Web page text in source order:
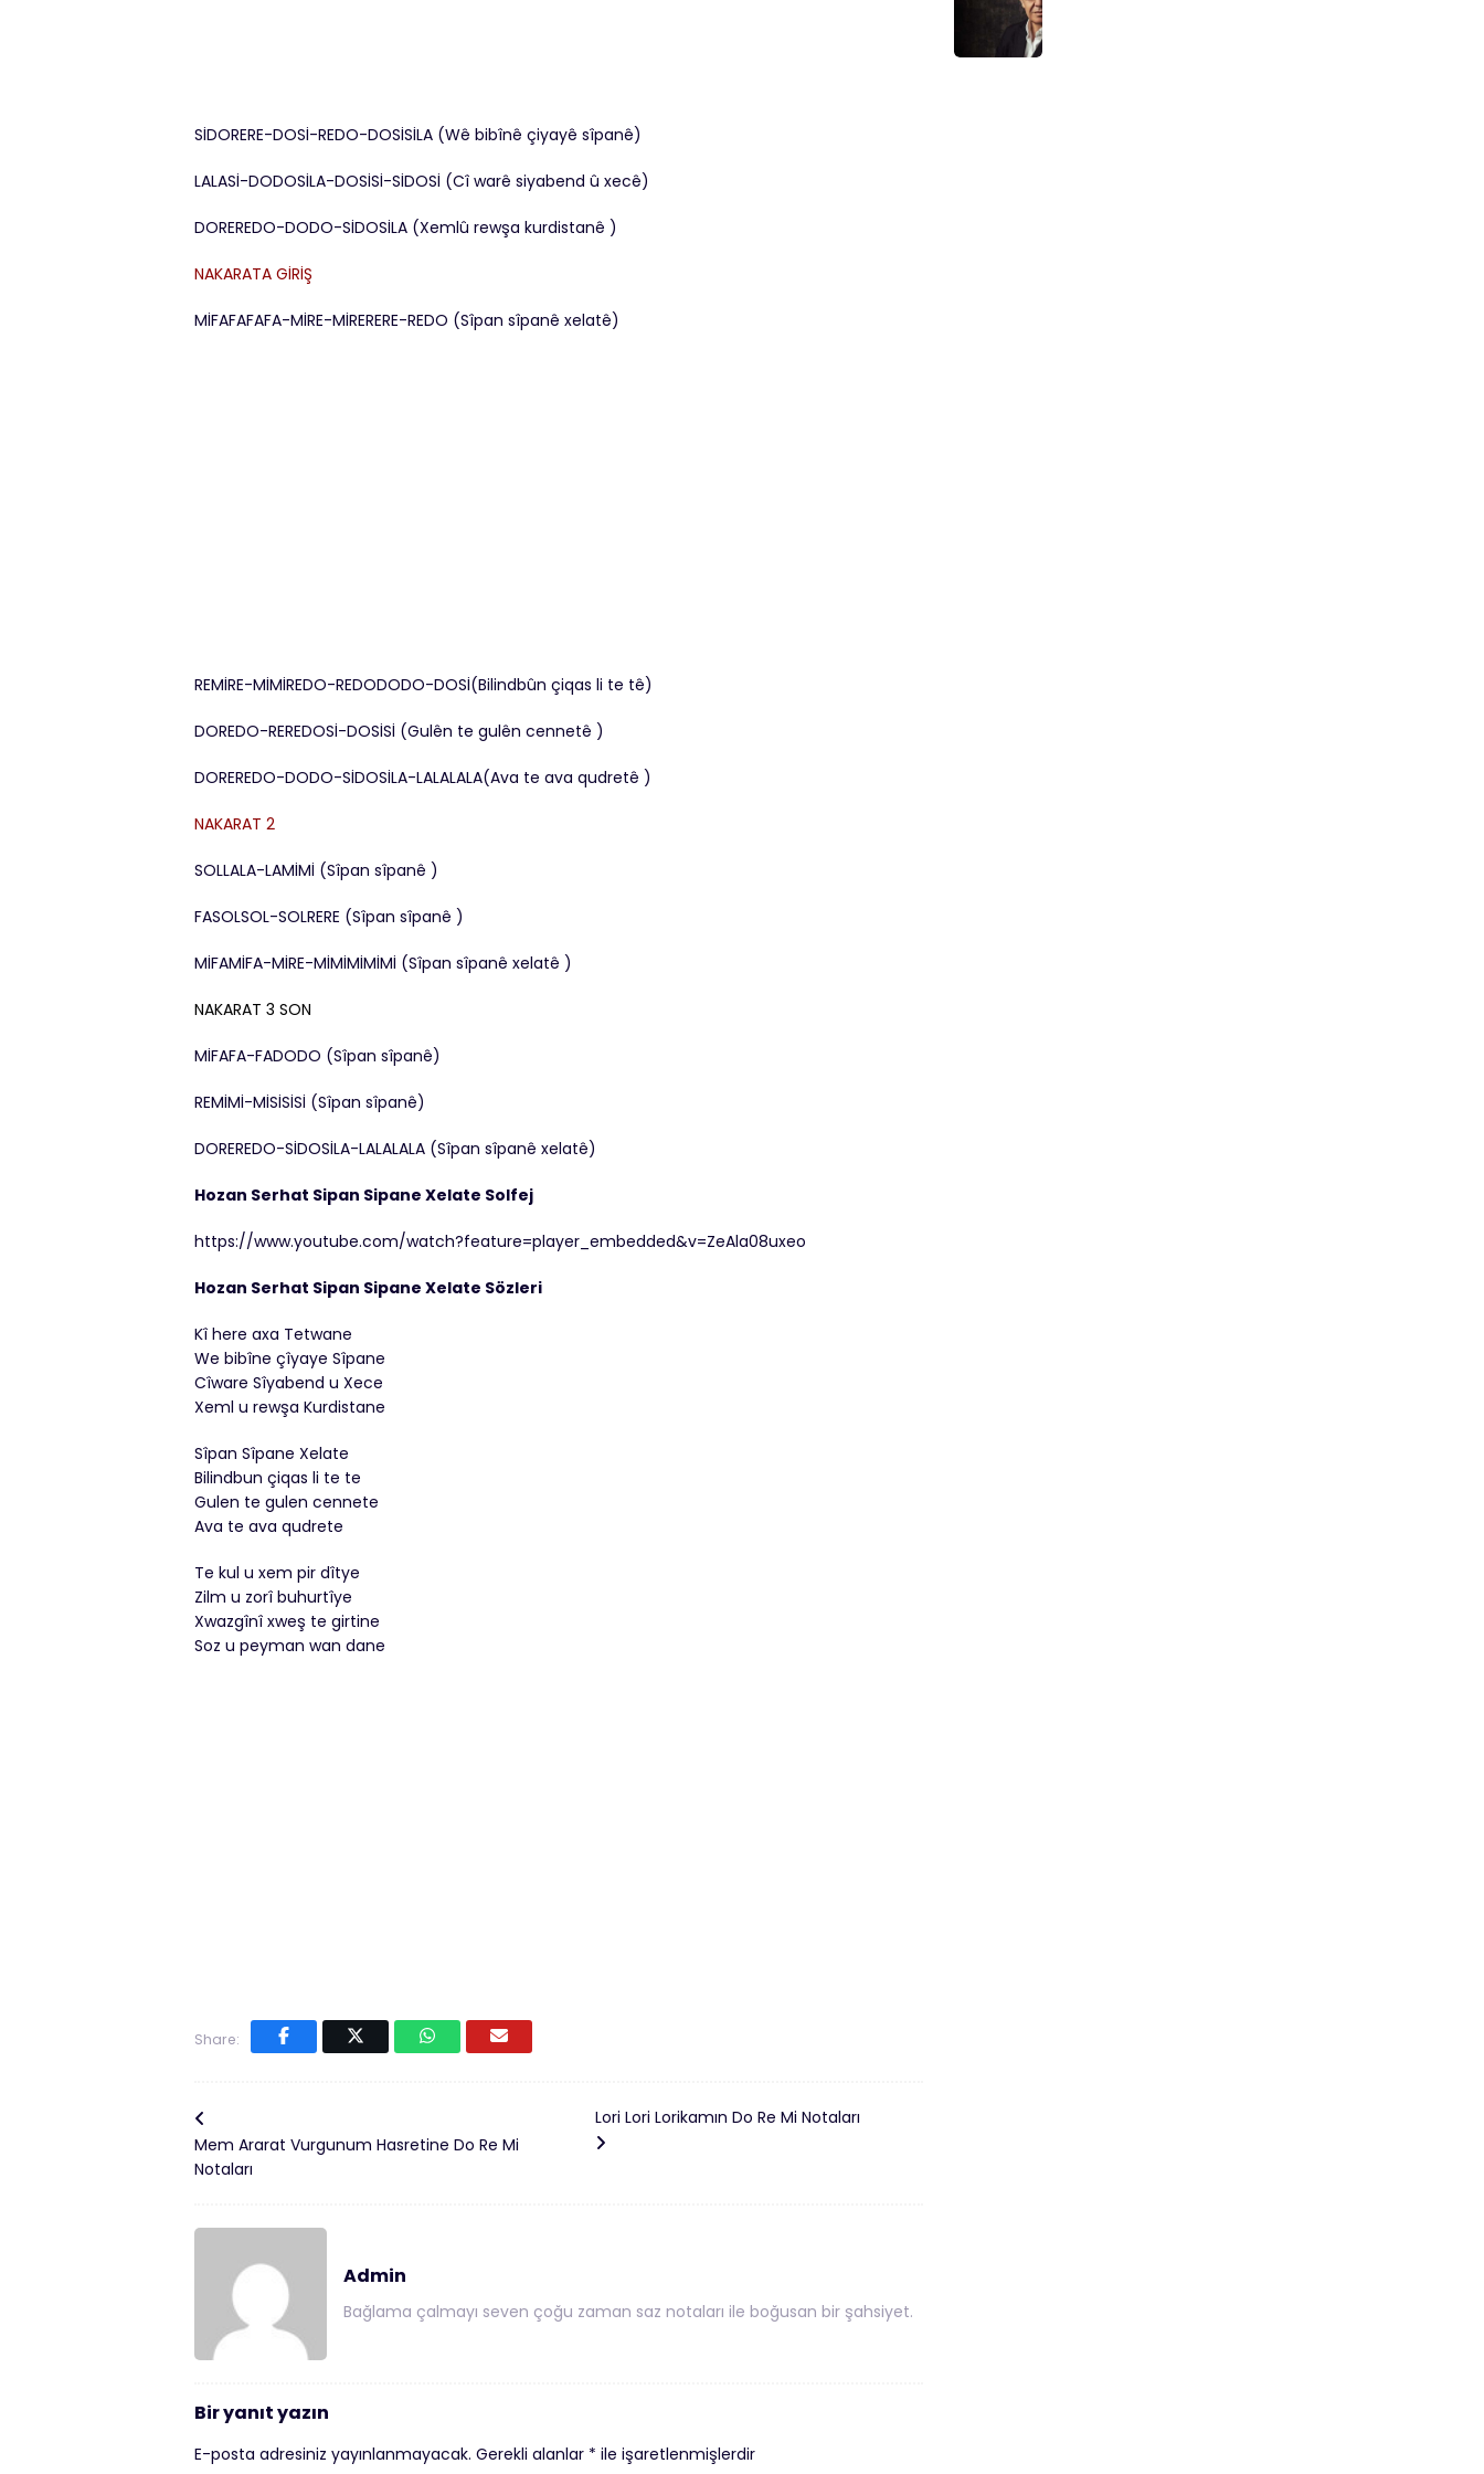
SİDORERE-DOSİ-REDO-DOSİSİLA (Wê bibînê çiyayê sîpanê)
LALASİ-DODOSİLA-DOSİSİ-SİDOSİ (Cî warê siyabend û xecê)
DOREREDO-DODO-SİDOSİLA (Xemlû rewşa kurdistanê )
NAKARATA GİRİŞ
MİFAFAFAFA-MİRE-MİRERERE-REDO (Sîpan sîpanê xelatê)
REMİRE-MİMİREDO-REDODODO-DOSİ(Bilindbûn çiqas li te tê)
DOREDO-REREDOSİ-DOSİSİ (Gulên te gulên cennetê )
DOREREDO-DODO-SİDOSİLA-LALALALA(Ava te ava qudretê )
NAKARAT 2
SOLLALA-LAMİMİ (Sîpan sîpanê )
FASOLSOL-SOLRERE (Sîpan sîpanê )
MİFAMİFA-MİRE-MİMİMİMİMİ (Sîpan sîpanê xelatê )
NAKARAT 3 SON
MİFAFA-FADODO (Sîpan sîpanê)
REMİMİ-MİSİSİSİ (Sîpan sîpanê)
DOREREDO-SİDOSİLA-LALALALA (Sîpan sîpanê xelatê)
Hozan Serhat Sipan Sipane Xelate Solfej
https://www.youtube.com/watch?feature=player_embedded&v=ZeAla08uxeo
Hozan Serhat Sipan Sipane Xelate Sözleri
Kî here axa Tetwane
We bibîne çîyaye Sîpane
Cîware Sîyabend u Xece
Xeml u rewşa Kurdistane
Sîpan Sîpane Xelate
Bilindbun çiqas li te te
Gulen te gulen cennete
Ava te ava qudrete
Te kul u xem pir dîtye
Zilm u zorî buhurtîye
Xwazgînî xweş te girtine
Soz u peyman wan dane
Share:
Mem Ararat Vurgunum Hasretine Do Re Mi
Notaları
Lori Lori Lorikamın Do Re Mi Notaları
Admin
Bağlama çalmayı seven çoğu zaman saz notaları ile boğusan bir şahsiyet.
Bir yanıt yazın
E-posta adresiniz yayınlanmayacak. Gerekli alanlar * ile işaretlenmişlerdir